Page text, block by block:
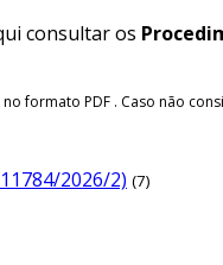
consultar os
formato PDF . Caso não
2026/2) (7)